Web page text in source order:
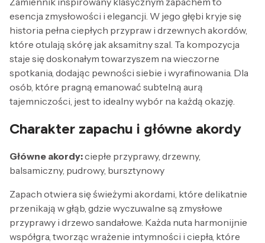
esencja zmysłowości i elegancji. W jego głębi kryje się
historia pełna ciepłych przypraw i drzewnych akordów,
które otulają skórę jak aksamitny szal. Ta kompozycja
staje się doskonałym towarzyszem na wieczorne
spotkania, dodając pewności siebie i wyrafinowania. Dla
osób, które pragną emanować subtelną aurą
tajemniczości, jest to idealny wybór na każdą okazję.
Charakter zapachu i główne akordy
Główne akordy:ciepłe przyprawy, drzewny,
balsamiczny, pudrowy, bursztynowy
Zapach otwiera się świeżymi akordami, które delikatnie
przenikają w głąb, gdzie wyczuwalne są zmysłowe
przyprawy i drzewo sandałowe. Każda nuta harmonijnie
współgra, tworząc wrażenie intymności i ciepła, które